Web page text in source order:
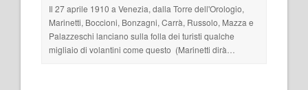
Il 27 aprile 1910 a Venezia, dalla Torre dell'Orologio,
Marinetti, Boccioni, Bonzagni, Carrà, Russolo, Mazza e
Palazzeschi lanciano sulla folla dei turisti qualche
migliaio di volantini come questo (Marinetti dirà…